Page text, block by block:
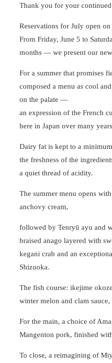
Thank you for your
Reservations for July open
From Friday, June 5 to
months — we present our
For a summer that promises
composed a menu as cool
on the palate —
an expression of the French
here in Japan over many
Dairy fat is kept to a
the freshness of the
a quiet thread of acidity.
The summer menu opens
anchovy cream,
followed by Tenryū ayu and
braised anago layered with
kegani crab and an
Shizuoka.
The fish course: ikejime
winter melon and clam
For the main, a choice of
Mangenton pork, finished
To close, a reimagining of